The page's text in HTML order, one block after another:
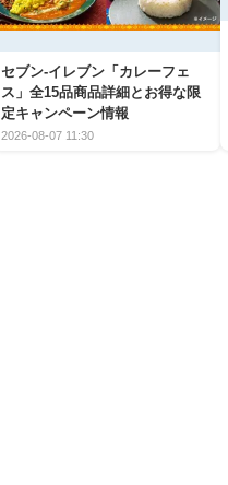
セブン‐イレブン「カレーフェ
ス」全15品商品詳細とお得な限
定キャンペーン情報
2026-08-07 11:30